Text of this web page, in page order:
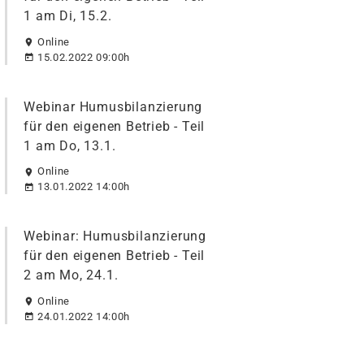
1 am Di, 15.2.
Online
15.02.2022 09:00h
Webinar Humusbilanzierung
für den eigenen Betrieb - Teil
1 am Do, 13.1.
Online
13.01.2022 14:00h
Webinar: Humusbilanzierung
für den eigenen Betrieb - Teil
2 am Mo, 24.1.
Online
24.01.2022 14:00h